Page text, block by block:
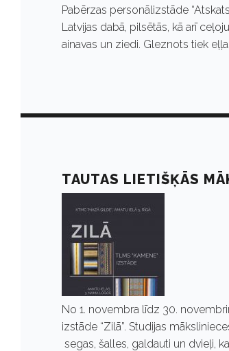
Pabērzas personālizstāde
Latvijas dabā, pilsētās, kā arī
ainavas un ziedi. Gleznots tiek
TAUTAS LIETIŠĶĀS
No 1. novembra līdz 30.
izstāde “Zilā”. Studijas
segas, šalles, galdauti un dvieļi,